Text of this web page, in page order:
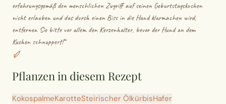
erfahrungsgemäß den menschlichen Zugriff auf seinen Geburtstagskuchen
nicht erlauben und das durch einen Biss in die Hand klarmachen wird,
entfernen Sie bitte vor allem den Kerzenhalter, bevor der Hund an dem
Kuchen schnuppert!“
Pflanzen in diesem Rezept
KokospalmeKarotteSteirischer ÖlkürbisHafer